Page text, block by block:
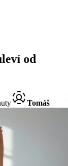
od
Tomáš